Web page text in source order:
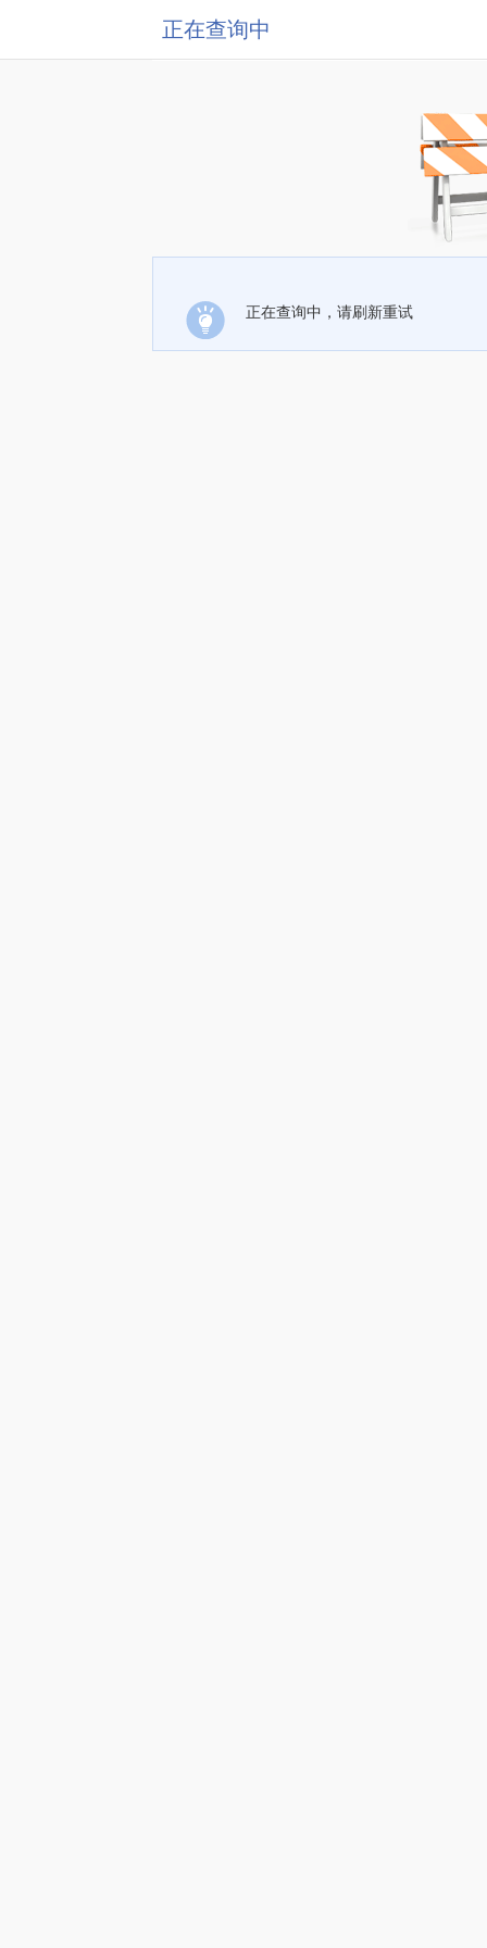
正在查询中
正在查询中，请刷新重试